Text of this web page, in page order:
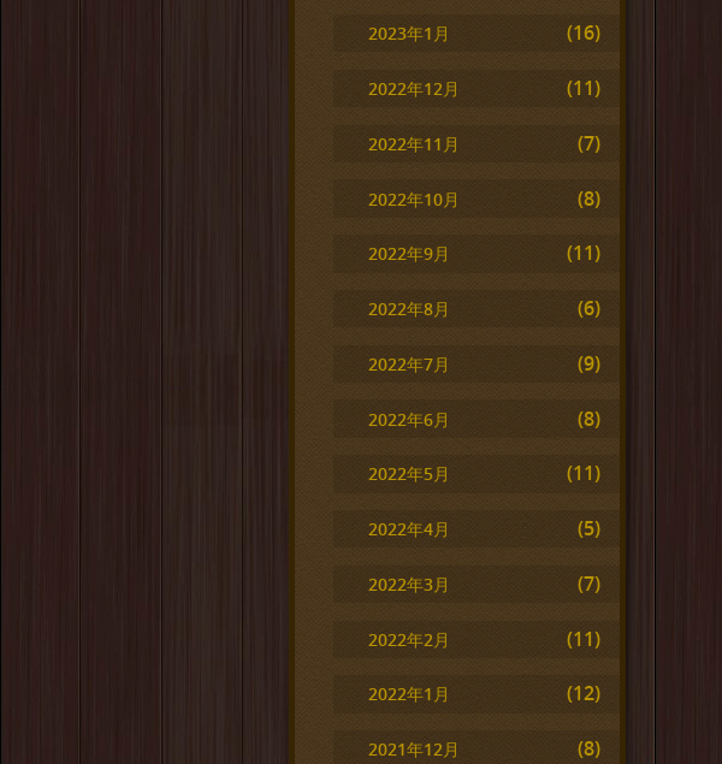
2023年1月 (16)
2022年12月 (11)
2022年11月 (7)
2022年10月 (8)
2022年9月 (11)
2022年8月 (6)
2022年7月 (9)
2022年6月 (8)
2022年5月 (11)
2022年4月 (5)
2022年3月 (7)
2022年2月 (11)
2022年1月 (12)
2021年12月 (8)